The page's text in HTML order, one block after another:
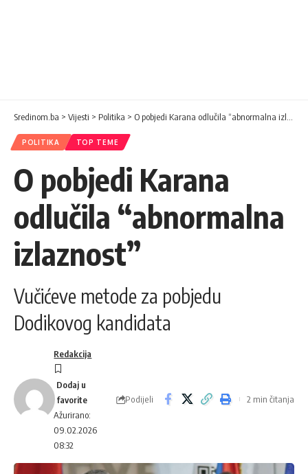
Sredinom.ba > Vijesti > Politika > O pobjedi Karana odlučila “abnormalna izlaznost”
POLITIKA TOP TEME
O pobjedi Karana
odlučila “abnormalna
izlaznost”
Vučićeve metode za pobjedu
Dodikovog kandidata
Ažurirano:
09.02.2026
08:32
Redakcija
Podijeli 2 min čitanja